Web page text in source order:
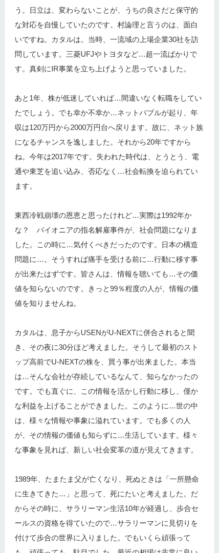
う。日立は、変わらないことが、うちの良さだと保守的
な対応を自慢していたのです。村論理と言うのは、面白
いですね。カタルは。当時、一流域の上場企業30社を訪
問しています。三菱UFJやトヨタなど…超一流ばかりで
す。真剣にIR事業を立ち上げようと思っていました。
あと1年、株が低迷していれば…間違いなく転職をしてい
たでしょう。でも幸か不幸か…ネットバブルが起り、年
収は120万円から2000万円台へ戻ります。故に、ネット族
になるチャンスを逸しました。それから20年ですから
ね。今年は2017年です。失われた時代は、とうとう、電
通や東芝を追い込み、否応なく…社会転換を迫られてい
ます。
東西冷戦崩壊の恩恵と思ったけれど…実際は1992年か
な？ パイオニアの指名解雇事件が、社会問題になりま
した。この時に…気付くべきだったのです。日本の構造
問題に…。そうすれば痛手を受ける前に…行動に移す事
が出来たはずです。皆さんは、情報を聴いても…その価
値を知らないのです。きっと99％程度の人が、情報の価
値を知りませんね。
カタルは、息子からUSENがU-NEXTに併合されると聞
き、その夜に30分ほど考えました。そうして最初のスト
ップ高前でU-NEXTの株を、買う事が出来ました。本当
は…そんな会社が存続しているなんて、知らなかったの
です。でも直ぐに、この情報を活かし行動に移し、僅か
な利益を上げることができました。このように…世の中
は、様々な情報や事象に溢れています。でも多くの人
が、その情報の価値も知らずに…生活しています。様々
な事象を見れば、新しい社会変革の道が見えてきます。
1989年、たまたま父が亡くなり、死ぬときは「一所懸命
に生きてきた…」と思って、死にたいと考えました。だ
からその時に、サラリーマン生活10年が経過し、歩合セ
ールスの資格を得ていたので…サラリーマンに見切りを
付けて歩合の世界に入りました。でもいくら頑張って